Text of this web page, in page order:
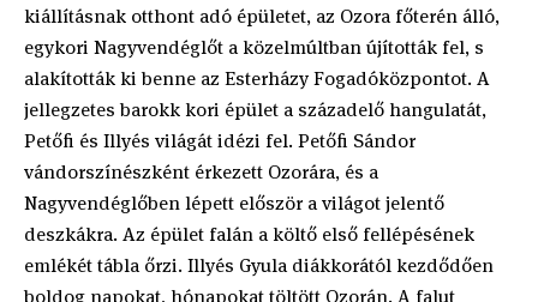
kiállításnak otthont adó épületet, az Ozora főterén álló,
egykori Nagyvendéglőt a közelmúltban újították fel, s
alakították ki benne az Esterházy Fogadóközpontot. A
jellegzetes barokk kori épület a századelő hangulatát,
Petőfi és Illyés világát idézi fel. Petőfi Sándor
vándorszínészként érkezett Ozorára, és a
Nagyvendéglőben lépett először a világot jelentő
deszkákra. Az épület falán a költő első fellépésének
emlékét tábla őrzi. Illyés Gyula diákkorától kezdődően
boldog napokat, hónapokat töltött Ozorán. A falut